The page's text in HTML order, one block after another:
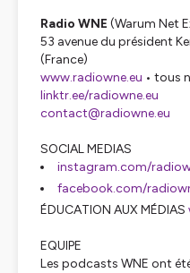
Radio WNE (Warum Net
53 avenue du président
(France)
www.radiowne.eu • tous
linktr.ee/radiowne.eu
contact@radiowne.eu
SOCIAL MEDIAS
instagram.com/
facebook.com/
ÉDUCATION AUX MÉDIAS
EQUIPE
Les podcasts WNE ont